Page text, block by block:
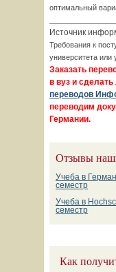
оптимальный
Источник
Требования к
университета или
Заказать
в вуз и
переводов
переводим
Германии.
Отзывы
Учеба в
семестр
Учеба в
семестр
Как